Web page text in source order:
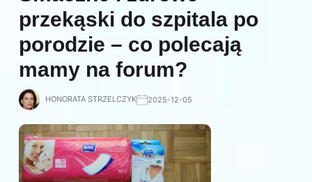
przekąski do szpitala po
porodzie – co polecają
mamy na forum?
HONORATA STRZELCZYK 2025-12-05